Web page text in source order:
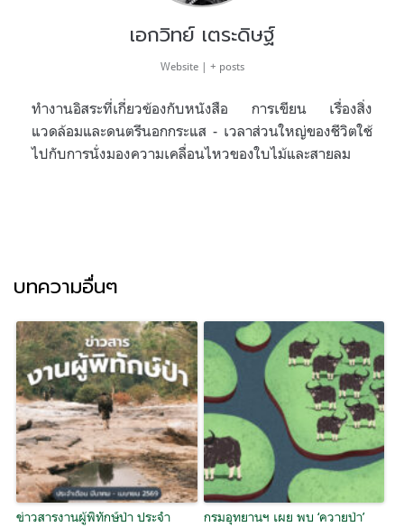
เอกวิทย์ เตระดิษฐ์
Website | + posts
ทำงานอิสระที่เกี่ยวข้องกับหนังสือ การเขียน เรื่องสิ่ง
แวดล้อมและดนตรีนอกกระแส - เวลาส่วนใหญ่ของชีวิตใช้
ไปกับการนั่งมองความเคลื่อนไหวของใบไม้และสายลม
บทความอื่นๆ
ข่าวสารงานผู้พิทักษ์ป่า ประจำ
กรมอุทยานฯ เผย พบ ‘ควายป่า’